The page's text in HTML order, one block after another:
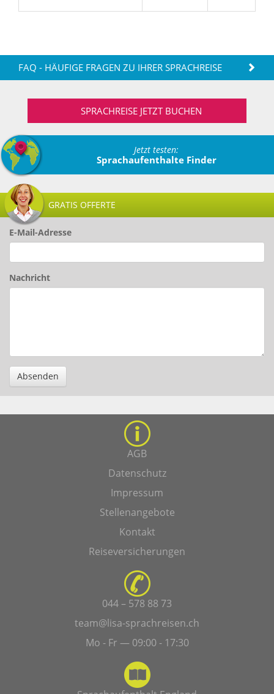
FAQ - HÄUFIGE FRAGEN ZU IHRER SPRACHREISE
SPRACHREISE JETZT BUCHEN
Jetzt testen:
Sprachaufenthalte Finder
GRATIS OFFERTE
E-Mail-Adresse
Nachricht
Absenden
AGB
Datenschutz
Impressum
Stellenangebote
Kontakt
Reiseversicherungen
044 – 578 88 73
team@lisa-sprachreisen.ch
Mo - Fr — 09:00 - 17:30